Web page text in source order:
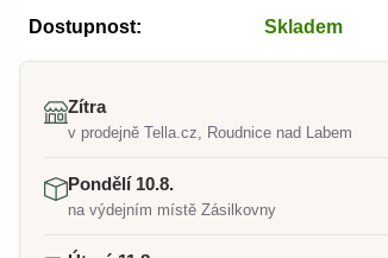
Dostupnost: Skladem
Zítra
v prodejně Tella.cz, Roudnice nad Labem
Pondělí 10.8.
na výdejním místě Zásilkovny